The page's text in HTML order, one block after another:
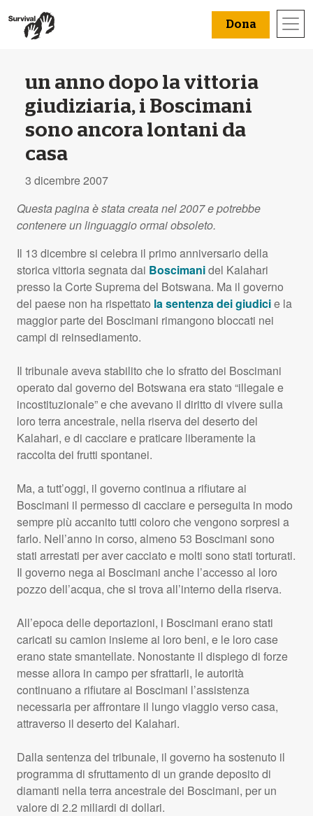
Dona
un anno dopo la vittoria
giudiziaria, i Boscimani
sono ancora lontani da
casa
3 dicembre 2007
Questa pagina è stata creata nel 2007 e potrebbe
contenere un linguaggio ormai obsoleto.
Il 13 dicembre si celebra il primo anniversario della
storica vittoria segnata dai Boscimanidel Kalahari
presso la Corte Suprema del Botswana. Ma il governo
del paese non ha rispettato la sentenza dei giudicie la
maggior parte dei Boscimani rimangono bloccati nei
campi di reinsediamento.
Il tribunale aveva stabilito che lo sfratto dei Boscimani
operato dal governo del Botswana era stato “illegale e
incostituzionale” e che avevano il diritto di vivere sulla
loro terra ancestrale, nella riserva del deserto del
Kalahari, e di cacciare e praticare liberamente la
raccolta dei frutti spontanei.
Ma, a tutt’oggi, il governo continua a rifiutare ai
Boscimani il permesso di cacciare e perseguita in modo
sempre più accanito tutti coloro che vengono sorpresi a
farlo. Nell’anno in corso, almeno 53 Boscimani sono
stati arrestati per aver cacciato e molti sono stati torturati.
Il governo nega ai Boscimani anche l’accesso al loro
pozzo dell’acqua, che si trova all’interno della riserva.
All’epoca delle deportazioni, i Boscimani erano stati
caricati su camion insieme ai loro beni, e le loro case
erano state smantellate. Nonostante il dispiego di forze
messe allora in campo per sfrattarli, le autorità
continuano a rifiutare ai Boscimani l’assistenza
necessaria per affrontare il lungo viaggio verso casa,
attraverso il deserto del Kalahari.
Dalla sentenza del tribunale, il governo ha sostenuto il
programma di sfruttamento di un grande deposito di
diamanti nella terra ancestrale dei Boscimani, per un
valore di 2.2 miliardi di dollari.